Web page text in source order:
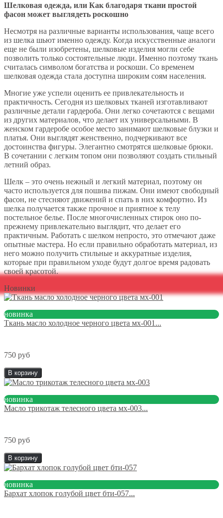
Шелковая одежда, или Как благодаря ткани простой
фасон может выглядеть роскошно
Несмотря на различные варианты использования, чаще всего
из шелка шьют именно одежду. Когда искусственные аналоги
еще не были изобретены, шелковые изделия могли себе
позволить только состоятельные люди. Именно поэтому ткань
считалась символом богатства и роскоши. Со временем
шелковая одежда стала доступна широким соям населения.
Многие уже успели оценить ее привлекательность и
практичность. Сегодня из шелковых тканей изготавливают
различные детали гардероба. Они легко сочетаются с вещами
из других материалов, что делает их универсальными. В
женском гардеробе особое место занимают шелковые блузки и
платья. Они выглядят женственно, подчеркивают все
достоинства фигуры. Элегантно смотрятся шелковые брюки.
В сочетании с легким топом они позволяют создать стильный
летний образ.
Шелк – это очень нежный и легкий материал, поэтому он
часто используется для пошива пижам. Они имеют свободный
фасон, не стесняют движений и спать в них комфортно. Из
шелка получается также прочное и приятное к телу
постельное белье. После многочисленных стирок оно по-
прежнему привлекательно выглядит, что делает его
практичным. Работать с шелком непросто, это отмечают даже
опытные мастера. Но если правильно обработать материал, из
него можно получить стильные и аккуратные изделия,
которые при правильном уходе будут долгое время радовать
своей красотой.
Новинки
новинка
Ткань масло холодное черного цвета мх-001...
750 руб
В корзину
новинка
Масло трикотаж телесного цвета мх-003...
750 руб
В корзину
новинка
Бархат хлопок голубой цвет бти-057...